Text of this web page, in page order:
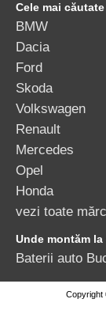
Cele mai
BMW
Dacia
Ford
Skoda
Volkswagen
Renault
Mercedes
Opel
Honda
vezi toate
Unde montăm
Baterii auto
Copyright